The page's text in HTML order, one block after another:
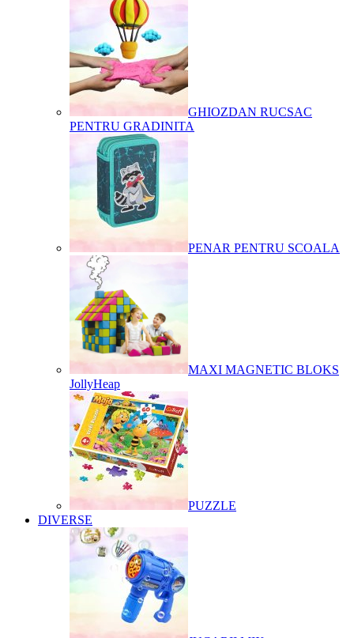
GHIOZDAN RUCSAC
PENTRU GRADINITA
PENAR PENTRU SCOALA
MAXI MAGNETIC BLOKS
JollyHeap
PUZZLE
DIVERSE